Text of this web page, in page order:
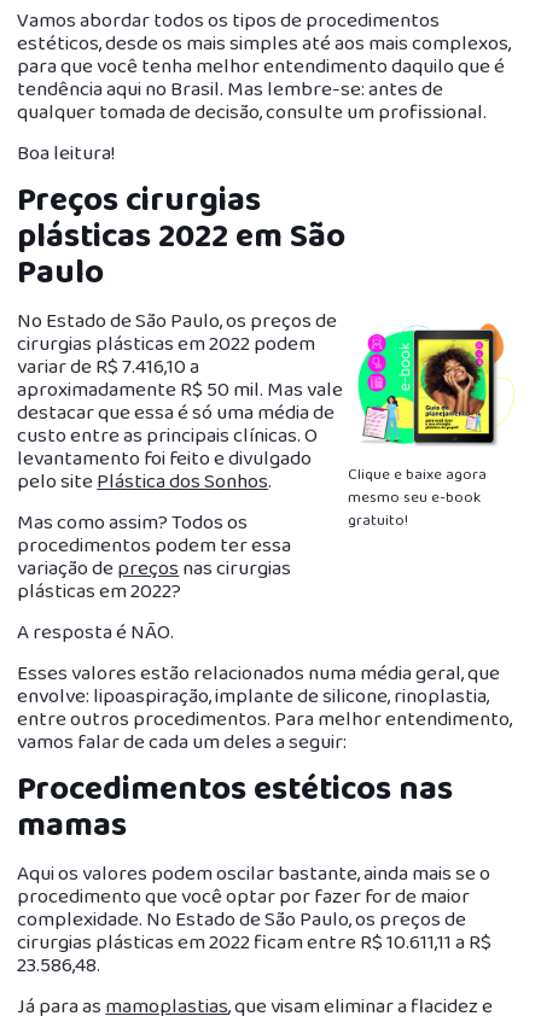
Vamos abordar todos os tipos de procedimentos
estéticos, desde os mais simples até aos mais complexos,
para que você tenha melhor entendimento daquilo que é
tendência aqui no Brasil. Mas lembre-se: antes de
qualquer tomada de decisão, consulte um profissional.
Boa leitura!
Preços cirurgias
plásticas 2022 em São
Paulo
No Estado de São Paulo, os preços de
cirurgias plásticas em 2022 podem
variar de R$ 7.416,10 a
aproximadamente R$ 50 mil. Mas vale
destacar que essa é só uma média de
custo entre as principais clínicas. O
levantamento foi feito e divulgado
pelo sitePlástica dos Sonhos.
Mas como assim? Todos os
procedimentos podem ter essa
variação depreçosnas cirurgias
plásticas em 2022?
A resposta é NÃO.
Clique e baixe agora
mesmo seu e-book
gratuito!
Esses valores estão relacionados numa média geral, que
envolve: lipoaspiração, implante de silicone, rinoplastia,
entre outros procedimentos. Para melhor entendimento,
vamos falar de cada um deles a seguir:
Procedimentos estéticos nas
mamas
Aqui os valores podem oscilar bastante, ainda mais se o
procedimento que você optar por fazer for de maior
complexidade. No Estado de São Paulo, os preços de
cirurgias plásticas em 2022 ficam entre R$ 10.611,11 a R$
23.586,48.
Já para asmamoplastias, que visam eliminar a flacidez e